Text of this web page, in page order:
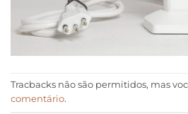
Tracbacks não são permitidos, mas
comentário.